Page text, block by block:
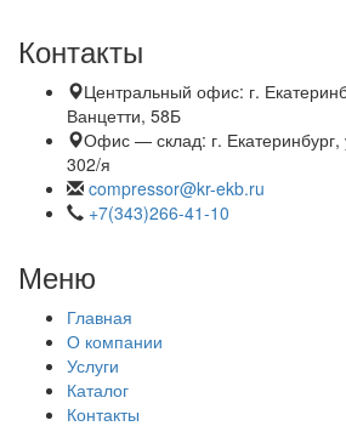
Контакты
Центральный офис: г.
Ванцетти, 58Б
Офис — склад: г.
302/я
compressor@kr-ekb.ru
+7(343)266-41-10
Меню
Главная
О компании
Услуги
Каталог
Контакты